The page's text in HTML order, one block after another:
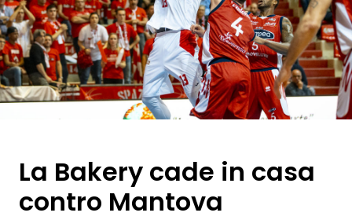
La Bakery cade in casa
contro Mantova